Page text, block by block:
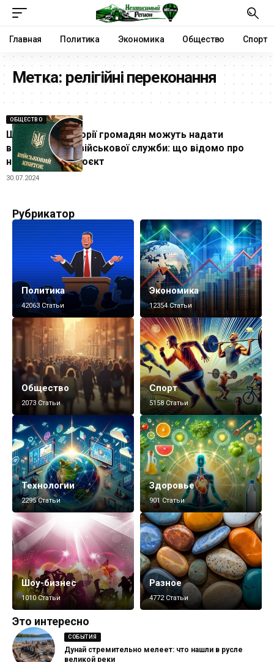
Главная Политика Экономика Общество Спорт
Метка: релігійні переконання
ОБЩЕСТВО
Ще одній категорії громадян можуть надати
відстрочку від військової служби: що відомо про
новий законопроєкт
30.07.2024
Рубрикатор
Политика
42063 Статьи
Экономика
12354 Статьи
Общество
2073 Статьи
Спорт
5158 Статьи
Технологии
2295 Статьи
Здоровье
901 Статьи
Шоу-бизнес
1010 Статьи
Разное
4772 Статьи
Это интересно
СОБЫТИЯ
Дунай стремительно мелеет: что нашли в русле
великой реки